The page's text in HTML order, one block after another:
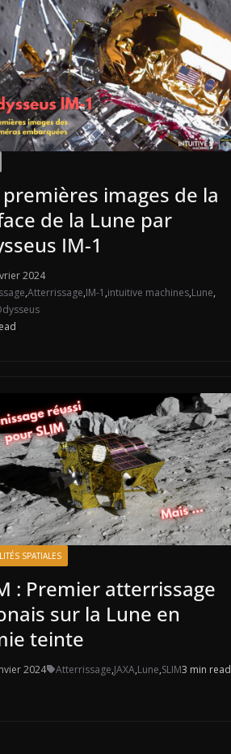
premières images de la
de la Lune par
IM-1
2024
,Atterrissage,IM-1 ,intuitive machines,Lune,
SPATIALES
: Premier atterrissage
sur la Lune en
teinte
2024 Atterrissage,JAXA,Lune,SLIM3 min read